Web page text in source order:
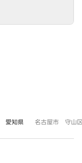
愛知県 名古屋市 守山